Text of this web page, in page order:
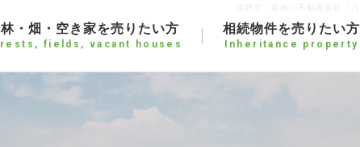
・畑・空き家を売りたい方
fields, vacant houses
相続物件を売りたい方
Inheritance property